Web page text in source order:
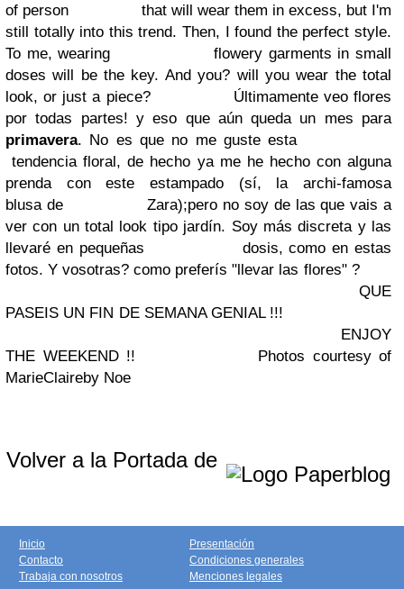
of person that will wear them in excess, but I'm
still totally into this trend. Then, I found the perfect style.
To me,wearing
flowery garments in small
doses will be the key. And you? will you wear the total
look, or just a piece?Últimamente veo flores
por todas partes! y eso que aún queda un mes para
primavera. No es que no me guste esta
tendencia floral, de hecho ya me he hecho con alguna
prenda con este estampado (sí, la archi-famosa
blusa de Zara);pero no soy de las que vais a
ver con un total look tipo jardín. Soy más discreta y las
llevaré en pequeñas
dosis, como en estas
fotos. Y vosotras? como preferís "llevar las flores" ?
QUE
PASEIS UN FIN DE SEMANA GENIAL !!!
ENJOY
THE WEEKEND !!
Photos courtesy of
MarieClaireby Noe
Volver a la Portada de
Inicio
Contacto
Trabaja con nosotros
Presentación
Condiciones generales
Menciones legales